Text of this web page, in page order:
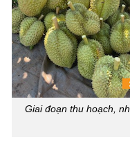
Giai đoạn thu hoạch,